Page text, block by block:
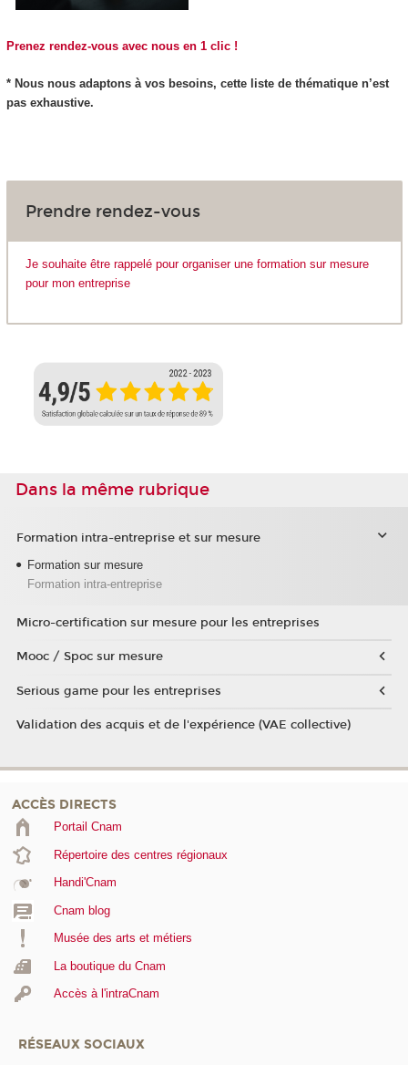
Prenez rendez-vous avec nous en 1 clic !
* Nous nous adaptons à vos besoins, cette liste de thématique n’est
pas exhaustive.
Prendre rendez-vous
Je souhaite être rappelé pour organiser une formation sur mesure
pour mon entreprise
Dans la même rubrique
Formation intra-entreprise et sur mesure
Formation sur mesure
Formation intra-entreprise
Micro-certification sur mesure pour les entreprises
Mooc / Spoc sur mesure
Serious game pour les entreprises
Validation des acquis et de l'expérience (VAE collective)
ACCÈS DIRECTS
Portail Cnam
Répertoire des centres régionaux
Handi'Cnam
Cnam blog
Musée des arts et métiers
La boutique du Cnam
Accès à l'intraCnam
RÉSEAUX SOCIAUX